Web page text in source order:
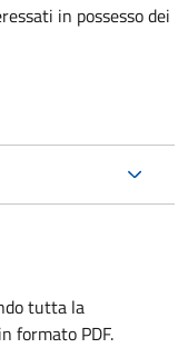
in possesso dei
tutta la
formato PDF.